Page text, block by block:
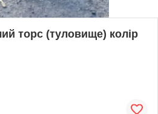
торс (туловище) колір